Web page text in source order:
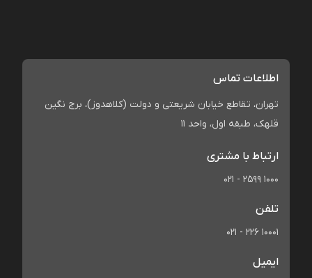
اطلاعات تماس
تهران، تقاطع خیابان شریعتی و دولت (کلاهدوز)، برج نگین
قلهک، طبقه اول، واحد 11
ارتباط با مشتری
021 - 2599 1000
تلفن
021 - 226 10001
ایمیل